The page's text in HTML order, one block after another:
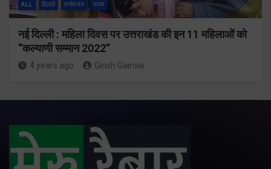
ALL दिल्ली मनोरंजन राज्य
नई दिल्ली : महिला दिवस पर उत्तराखंड की इन 11 महिलाओं को
“कल्याणी सम्मान 2022”
4 years ago Girish Gairola